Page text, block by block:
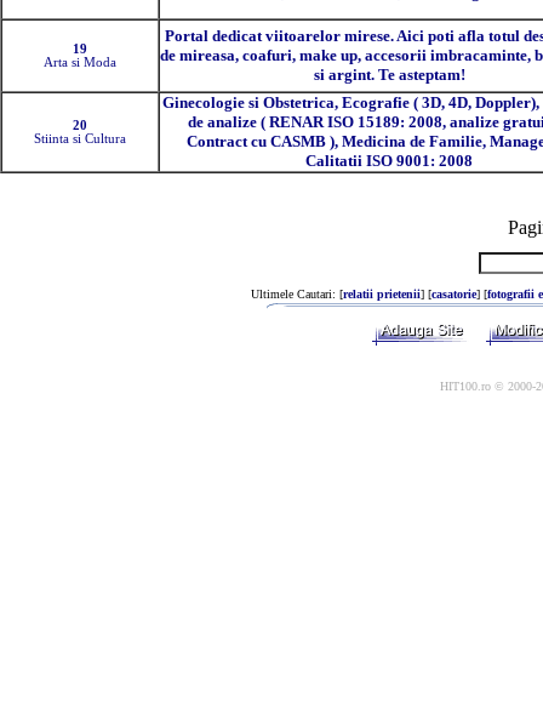
19
Arta si Moda
Portal dedicat viitoarelor mirese. Aici poti afla totul
de mireasa, coafuri, make up, accesorii imbracaminte,
si argint. Te asteptam!
20
Stiinta si Cultura
Ginecologie si Obstetrica, Ecografie ( 3D, 4D,
de analize ( RENAR ISO 15189: 2008, analize
Contract cu CASMB ), Medicina de Familie,
Calitatii ISO 9001: 2008
Ultimele Cautari: [relatii prietenii] [casatorie] [fotografii
HIT100.ro © 2000-